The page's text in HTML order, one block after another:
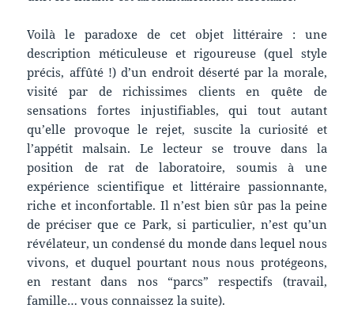
Voilà le paradoxe de cet objet littéraire : une
description méticuleuse et rigoureuse (quel style
précis, affûté !) d’un endroit déserté par la morale,
visité par de richissimes clients en quête de
sensations fortes injustifiables, qui tout autant
qu’elle provoque le rejet, suscite la curiosité et
l’appétit malsain. Le lecteur se trouve dans la
position de rat de laboratoire, soumis à une
expérience scientifique et littéraire passionnante,
riche et inconfortable. Il n’est bien sûr pas la peine
de préciser que ce Park, si particulier, n’est qu’un
révélateur, un condensé du monde dans lequel nous
vivons, et duquel pourtant nous nous protégeons,
en restant dans nos “parcs” respectifs (travail,
famille… vous connaissez la suite).